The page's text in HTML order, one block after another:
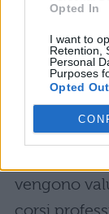
Opted In
I want to
Retention,
Personal
Purposes
Opted Out
persone in
sono quelli
Informatica
vengono